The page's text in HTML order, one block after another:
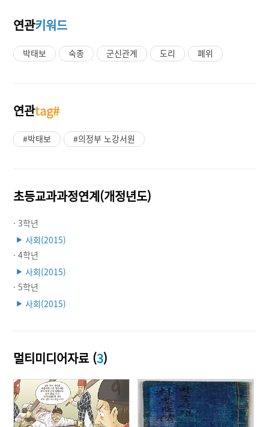
연관키워드
박태보 숙종 군신관계 도리 폐위
연관tag#
#박태보 #의정부 노강서원
초등교과과정연계(개정년도)
· 3학년
▶ 사회(2015)
· 4학년
▶ 사회(2015)
· 5학년
▶ 사회(2015)
멀티미디어자료 (3)